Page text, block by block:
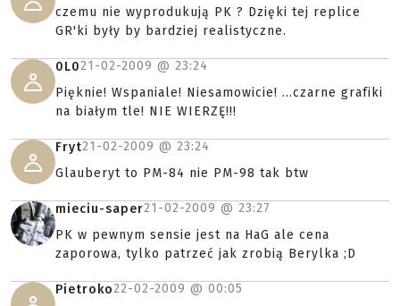
czemu nie wyprodukują PK ? Dzięki tej replice
GR'ki były by bardziej realistyczne.
0L021-02-2009 @ 23:24
Pięknie! Wspaniale! Niesamowicie! ...czarne grafiki
na białym tle! NIE WIERZĘ!!!
Fryt21-02-2009 @ 23:24
Glauberyt to PM-84 nie PM-98 tak btw
mieciu-saper21-02-2009 @ 23:27
PK w pewnym sensie jest na HaG ale cena
zaporowa, tylko patrzeć jak zrobią Berylka ;D
Pietroko22-02-2009 @ 00:05